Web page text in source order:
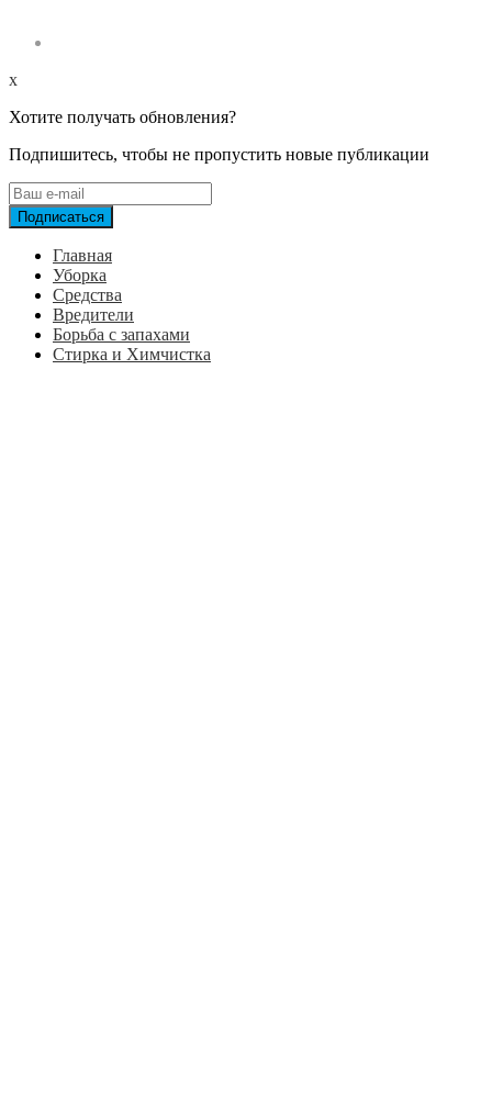
x
Хотите получать обновления?
Подпишитесь, чтобы не пропустить новые публикации
Главная
Уборка
Средства
Вредители
Борьба с запахами
Стирка и Химчистка